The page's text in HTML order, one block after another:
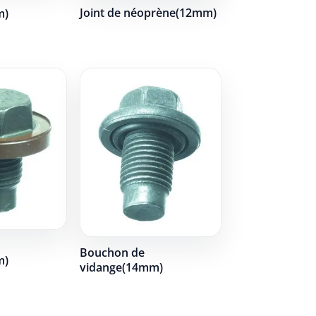
Joint de néoprène(12mm)
Bouchon de
vidange(14mm)